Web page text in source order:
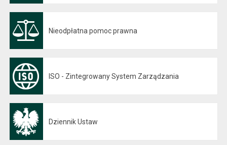
Nieodpłatna pomoc prawna
ISO - Zintegrowany System Zarządzania
Dziennik Ustaw